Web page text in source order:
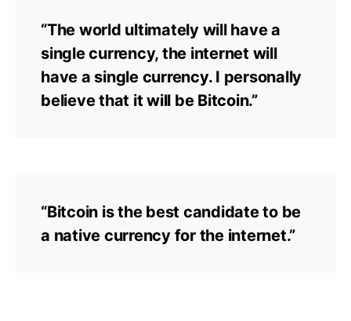
“The world ultimately will have a
single currency, the internet will
have a single currency. I personally
believe that it will be Bitcoin.”
“Bitcoin is the best candidate to be
a native currency for the internet.”